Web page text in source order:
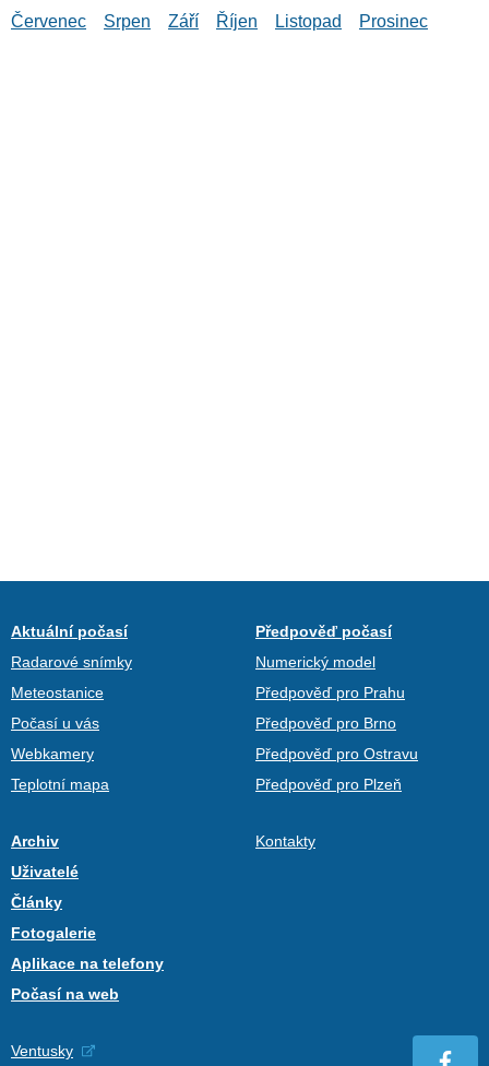
Červenec
Srpen Září Říjen Listopad Prosinec
Aktuální počasí
Radarové snímky
Meteostanice
Počasí u vás
Webkamery
Teplotní mapa
Předpověď počasí
Numerický model
Předpověď pro Prahu
Předpověď pro Brno
Předpověď pro Ostravu
Předpověď pro Plzeň
Archiv
Uživatelé
Články
Fotogalerie
Aplikace na telefony
Počasí na web
Kontakty
Ventusky